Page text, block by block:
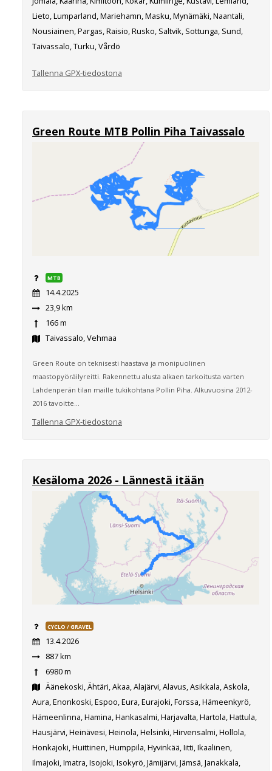
Lieto, Lumparland, Mariehamn, Masku, Mynämäki, Naantali,
Nousiainen, Pargas, Raisio, Rusko, Saltvik, Sottunga, Sund,
Taivassalo, Turku, Vårdö
Tallenna GPX-tiedostona
Green Route MTB Pollin Piha Taivassalo
MTB
14.4.2025
23,9 km
166 m
Taivassalo, Vehmaa
Green Route on teknisesti haastava ja monipuolinen
maastopyöräilyreitti. Rakennettu alusta alkaen tarkoitusta varten
Lahdenperän tilan maille tukikohtana Pollin Piha. Alkuvuosina 2012-
2016 tavoitte...
Tallenna GPX-tiedostona
Kesäloma 2026 - Lännestä itään
CYCLO / GRAVEL
13.4.2026
887 km
6980 m
Äänekoski, Ähtäri, Akaa, Alajärvi, Alavus, Asikkala, Askola,
Aura, Enonkoski, Espoo, Eura, Eurajoki, Forssa, Hämeenkyrö,
Hämeenlinna, Hamina, Hankasalmi, Harjavalta, Hartola, Hattula,
Hausjärvi, Heinävesi, Heinola, Helsinki, Hirvensalmi, Hollola,
Honkajoki, Huittinen, Humppila, Hyvinkää, Iitti, Ikaalinen,
Ilmajoki, Imatra, Isojoki, Isokyrö, Jämijärvi, Jämsä, Janakkala,